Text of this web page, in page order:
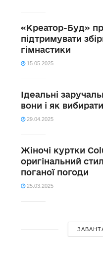
«Креатор-Буд»
підтримувати
гімнастики
15.05.2025
Ідеальні
вони і як
29.04.2025
Жіночі куртки
оригінальний
поганої погоди
25.03.2025